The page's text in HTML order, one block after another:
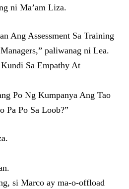
ni Ma’am Liza.
Ang Assessment Sa Training
paliwanag ni Lea.
Sa Empathy At
Po Ng Kumpanya Ang Tao
Pa Po Sa Loob?”
si Marco ay ma-o-offload